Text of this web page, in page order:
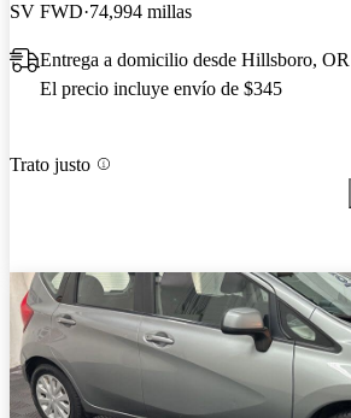
SV FWD 74,994 millas
Entrega a domicilio desde Hillsboro, OR
El precio incluye envío de $345
Trato justo